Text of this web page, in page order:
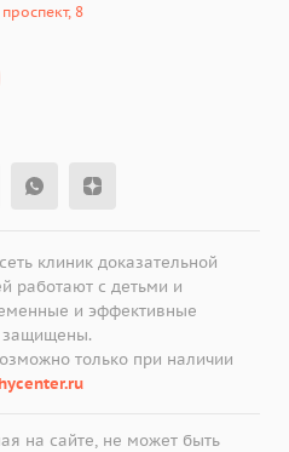
8
клиник доказательной
работают с детьми и
и эффективные
защищены.
только при наличии
на сайте, не может быть